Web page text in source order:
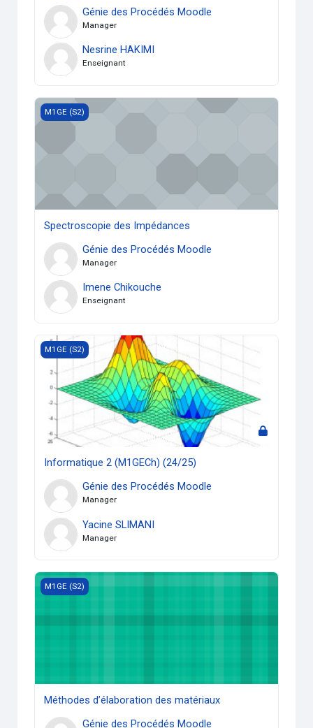
Génie des Procédés Moodle
Manager
Nesrine HAKIMI
Enseignant
Spectroscopie des Impédances
M1GE (S2)
Spectroscopie des Impédances
Génie des Procédés Moodle
Manager
Imene Chikouche
Enseignant
Informatique 2 (M1GECh) (24/25)
M1GE (S2)
Informatique 2 (M1GECh) (24/25)
Génie des Procédés Moodle
Manager
Yacine SLIMANI
Manager
Méthodes d’élaboration des matériaux
M1GE (S2)
Méthodes d’élaboration des matériaux
Génie des Procédés Moodle